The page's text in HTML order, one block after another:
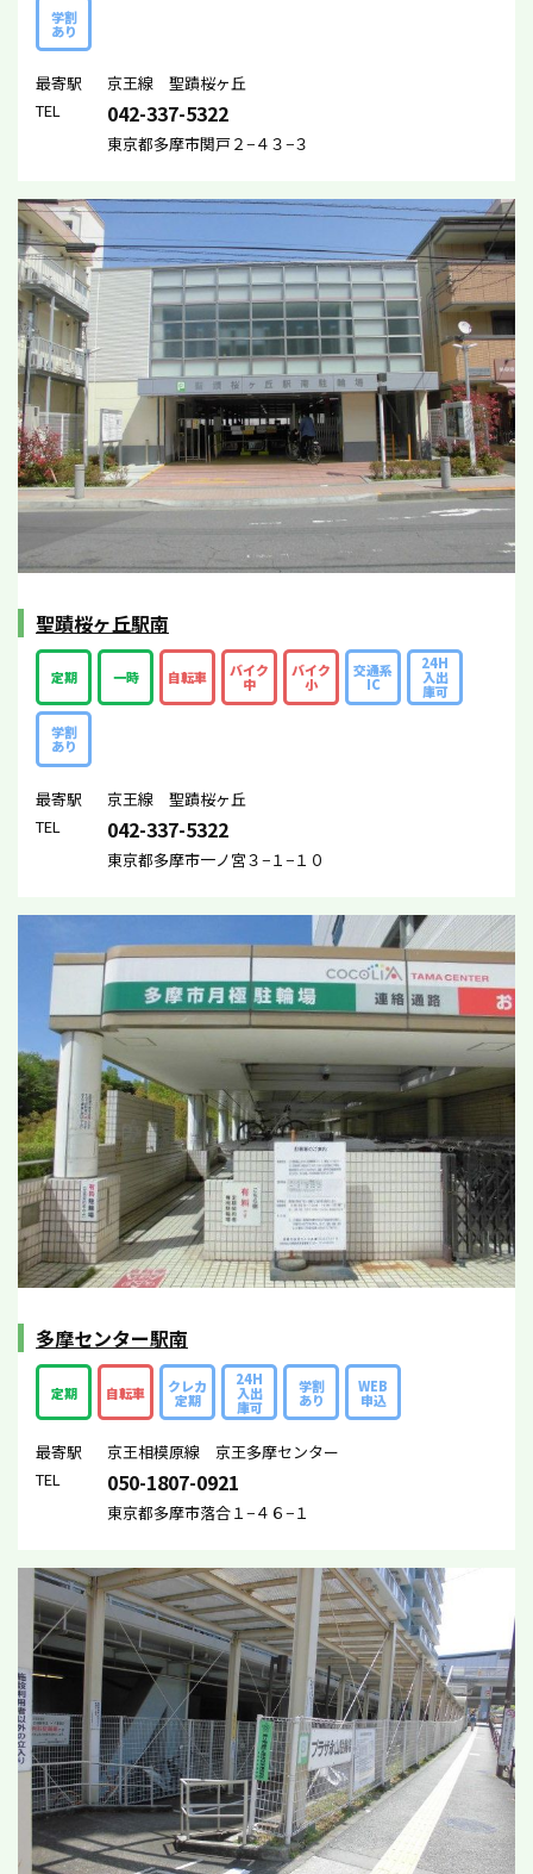
学割
あり
最寄駅
京王線 聖蹟桜ヶ丘
TEL
042-337-5322
東京都多摩市関戸２−４３−３
聖蹟桜ヶ丘駅南
定期 一時 自転車 バイク
中
バイク
小
交通系
IC
24H
入出
庫可
学割
あり
最寄駅
京王線 聖蹟桜ヶ丘
TEL
042-337-5322
東京都多摩市一ノ宮３−１−１０
多摩センター駅南
定期 自転車 クレカ
定期
24H
入出
庫可
学割
あり
WEB
申込
最寄駅
京王相模原線 京王多摩センター
TEL
050-1807-0921
東京都多摩市落合１−４６−１